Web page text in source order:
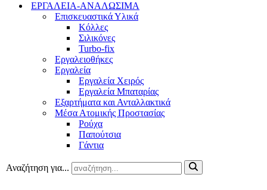
ΕΡΓΑΛΕΙΑ-ΑΝΑΛΩΣΙΜΑ
Επισκευαστικά Υλικά
Κόλλες
Σιλικόνες
Turbo-fix
Εργαλειοθήκες
Εργαλεία
Εργαλεία Χειρός
Εργαλεία Μπαταρίας
Εξαρτήματα και Ανταλλακτικά
Μέσα Ατομικής Προστασίας
Ρούχα
Παπούτσια
Γάντια
Αναζήτηση για...